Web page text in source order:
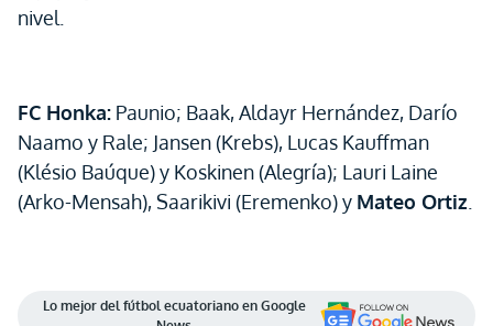
nivel.
FC Honka: Paunio; Baak, Aldayr Hernández, Darío
Naamo y Rale; Jansen (Krebs), Lucas Kauffman
(Klésio Baúque) y Koskinen (Alegría); Lauri Laine
(Arko-Mensah), Saarikivi (Eremenko) y Mateo Ortiz
Lo mejor del fútbol ecuatoriano en Google